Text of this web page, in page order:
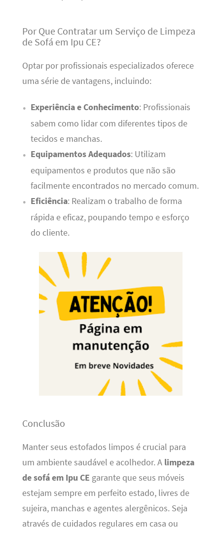
Por Que Contratar um Serviço de Limpeza
de Sofá em Ipu CE?
Optar por profissionais especializados oferece
uma série de vantagens, incluindo:
Experiência e Conhecimento: Profissionais
sabem como lidar com diferentes tipos de
tecidos e manchas.
Equipamentos Adequados: Utilizam
equipamentos e produtos que não são
facilmente encontrados no mercado comum.
Eficiência: Realizam o trabalho de forma
rápida e eficaz, poupando tempo e esforço
do cliente.
Conclusão
Manter seus estofados limpos é crucial para
um ambiente saudável e acolhedor. A limpeza
de sofá em Ipu CE garante que seus móveis
estejam sempre em perfeito estado, livres de
sujeira, manchas e agentes alergênicos. Seja
através de cuidados regulares em casa ou